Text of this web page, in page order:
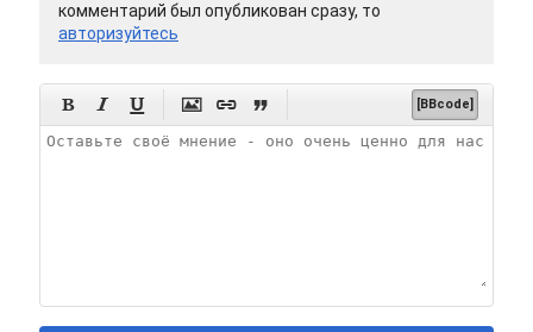
комментарий был опубликован сразу, то
авторизуйтесь
      [BBcode]